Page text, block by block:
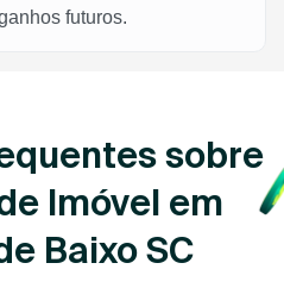
futuros.
sobre
Imóvel em
Baixo SC